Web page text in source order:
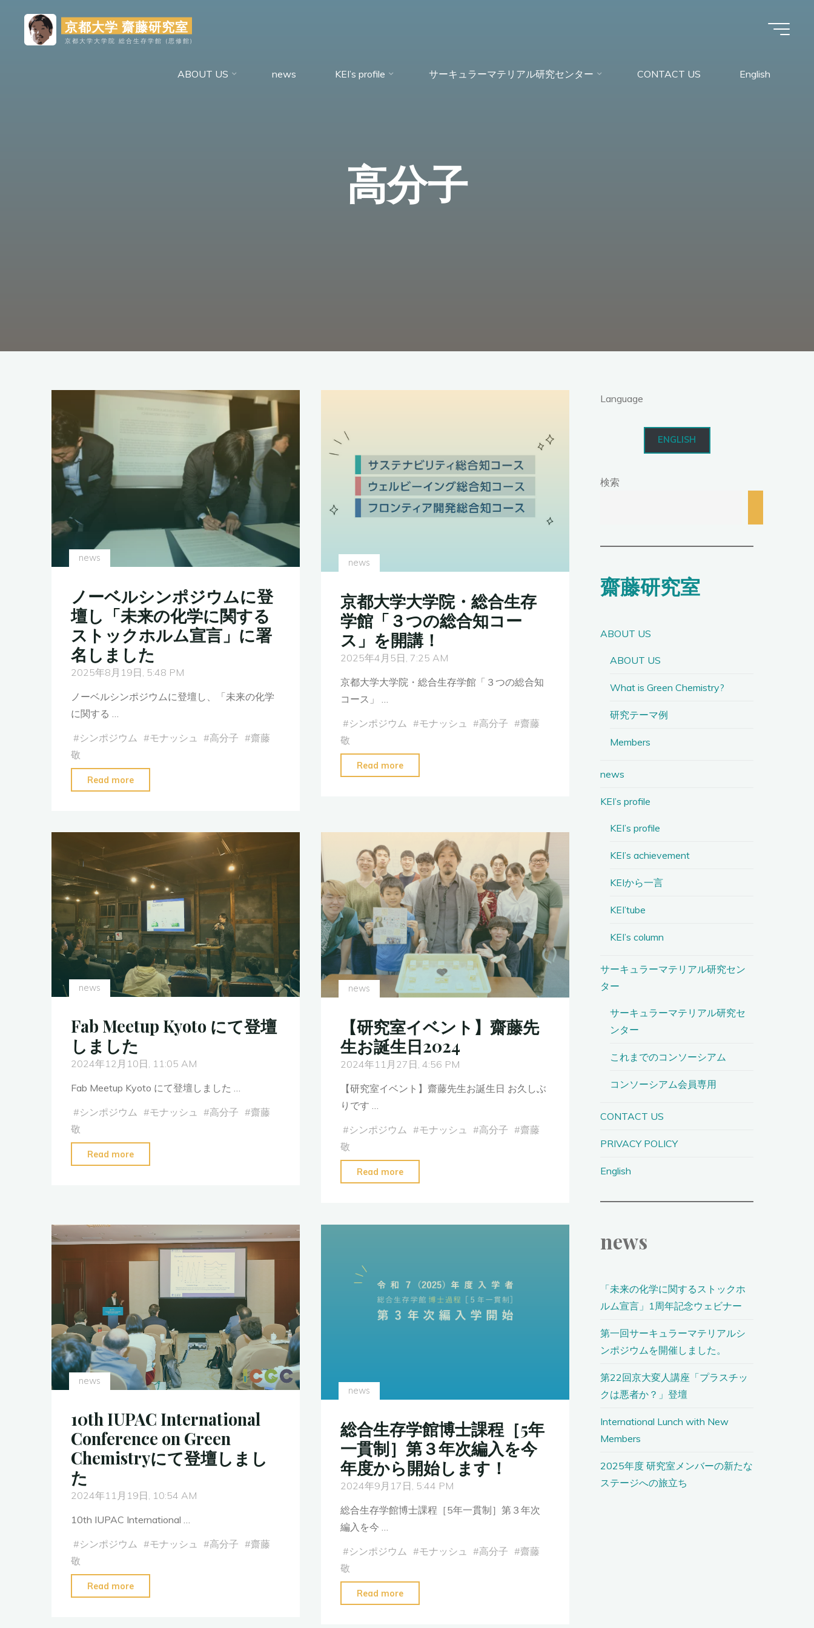
京都大学 齋藤研究室
京都大学大学院 総合生存学館 (思修館)
ABOUT US news KEI’s profile サーキュラーマテリアル研究センター CONTACT US English
高分子
news
ノーベルシンポジウムに登
壇し「未来の化学に関する
ストックホルム宣言」に署
名しました
2025年8月19日, 5:48 PM
ノーベルシンポジウムに登壇し、「未来の化学
に関する …
#シンポジウム #モナッシュ #高分子 #齋藤
敬
Read more
ル
シ
ン
ジ
ウ
ム
に
登
壇
し
来
化
学
関
ス
ホ
ル
言」
に
署
名
し
ま
た"
news
京都大学大学院・総合生存
学館「３つの総合知コー
ス」を開講！
2025年4月5日, 7:25 AM
京都大学大学院・総合生存学館「３つの総合知
コース」 …
#シンポジウム #モナッシュ #高分子 #齋藤
敬
Read more
大
学
院・
総
合
生
存
学
館
「３
の
総
合
知
コ
news
Fab Meetup Kyoto にて登壇
しました
2024年12月10日, 11:05 AM
Fab Meetup Kyoto にて登壇しました …
#シンポジウム #モナッシュ #高分子 #齋藤
敬
Read more
登
た"
news
【研究室イベント】齋藤先
生お誕生日2024
2024年11月27日, 4:56 PM
【研究室イベント】齋藤先生お誕生日 お久しぶ
りです …
#シンポジウム #モナッシュ #高分子 #齋藤
敬
Read more
齋
藤
先
2024"
news
10th IUPAC International
Conference on Green
Chemistryにて登壇しまし
た
2024年11月19日, 10:54 AM
10th IUPAC International …
#シンポジウム #モナッシュ #高分子 #齋藤
敬
Read more
news
総合生存学館博士課程［5年
一貫制］第３年次編入を今
年度から開始します！
2024年9月17日, 5:44 PM
総合生存学館博士課程［5年一貫制］第３年次
編入を今 …
#シンポジウム #モナッシュ #高分子 #齋藤
敬
Read more
Language
ENGLISH
検索
齋藤研究室
ABOUT US
ABOUT US
What is Green Chemistry?
研究テーマ例
Members
news
KEI’s profile
KEI’s profile
KEI’s achievement
KEIから一言
KEI’tube
KEI’s column
サーキュラーマテリアル研究セン
ター
サーキュラーマテリアル研究セ
ンター
これまでのコンソーシアム
コンソーシアム会員専用
CONTACT US
PRIVACY POLICY
English
news
「未来の化学に関するストックホ
ルム宣言」1周年記念ウェビナー
第一回サーキュラーマテリアルシ
ンポジウムを開催しました。
第22回京大変人講座「プラスチッ
クは悪者か？」登壇
International Lunch with New
Members
2025年度 研究室メンバーの新たな
ステージへの旅立ち